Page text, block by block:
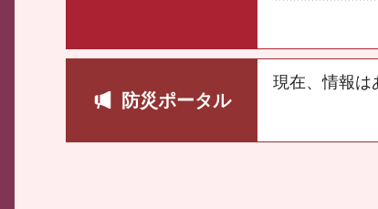
防災ポータル
現在、情報は